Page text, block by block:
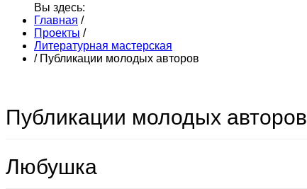
Вы здесь:
Главная /
Проекты /
Литературная мастерская
/ Публикации молодых авторов
Публикации молодых авторов
Любушка